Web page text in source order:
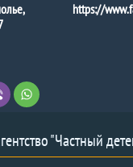
https://
"Частный